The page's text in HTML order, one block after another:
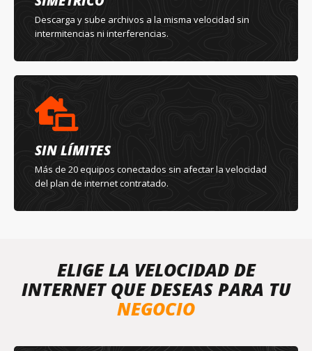
Descarga y sube archivos a la misma velocidad sin
intermitencias ni interferencias.
SIN LÍMITES
Más de 20 equipos conectados sin afectar la velocidad
del plan de internet contratado.
ELIGE LA VELOCIDAD DE
INTERNET QUE DESEAS PARA TU
NEGOCIO